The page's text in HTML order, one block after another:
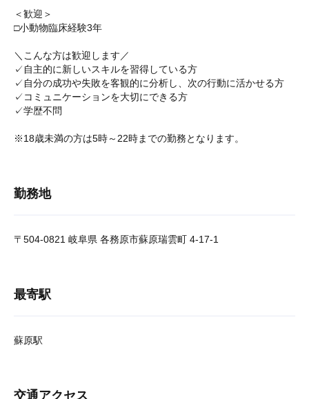
＜歓迎＞
□小動物臨床経験3年
＼こんな方は歓迎します／
✓自主的に新しいスキルを習得している方
✓自分の成功や失敗を客観的に分析し、次の行動に活かせる方
✓コミュニケーションを大切にできる方
✓学歴不問
※18歳未満の方は5時～22時までの勤務となります。
勤務地
〒504-0821 岐阜県 各務原市蘇原瑞雲町 4-17-1
最寄駅
蘇原駅
交通アクセス